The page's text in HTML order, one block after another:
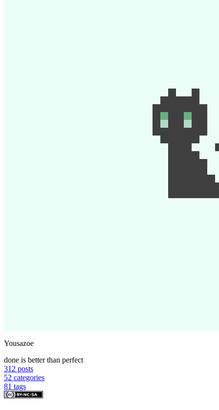
Yousazoe
done is better than perfect
312 posts
52 categories
81 tags